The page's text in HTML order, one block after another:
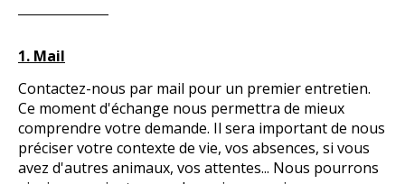
1. Mail
Contactez-nous par mail pour un premier entretien.
Ce moment d'échange nous permettra de mieux
comprendre votre demande. Il sera important de nous
préciser votre contexte de vie, vos absences, si vous
avez d'autres animaux, vos attentes... Nous pourrons